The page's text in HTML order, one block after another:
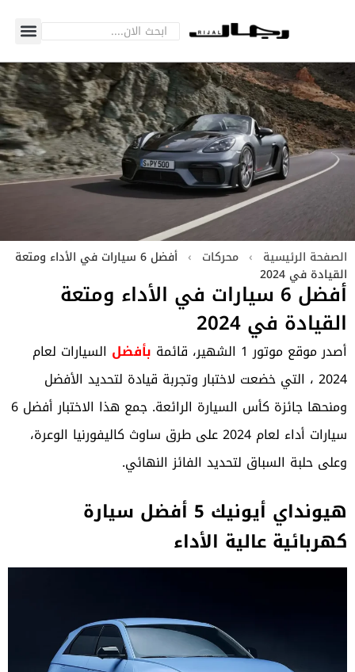
الصفحة الرئيسية › محركات ›
أفضل 6 سيارات في الأداء ومتعة
القيادة في 2024
أفضل 6 سيارات في الأداء ومتعة
القيادة في 2024
أصدر موقع موتور 1 الشهير، قائمة بأفضل السيارات لعام
2024 ، التي خضعت لاختبار وتجربة قيادة لتحديد الأفضل
ومنحها جائزة كأس السيارة الرائعة. جمع هذا الاختبار أفضل 6
سيارات أداء لعام 2024 على طرق ساوث كاليفورنيا الوعرة،
وعلى حلبة السباق لتحديد الفائز النهائي.
هيونداي أيونيك 5 أفضل سيارة
كهربائية عالية الأداء